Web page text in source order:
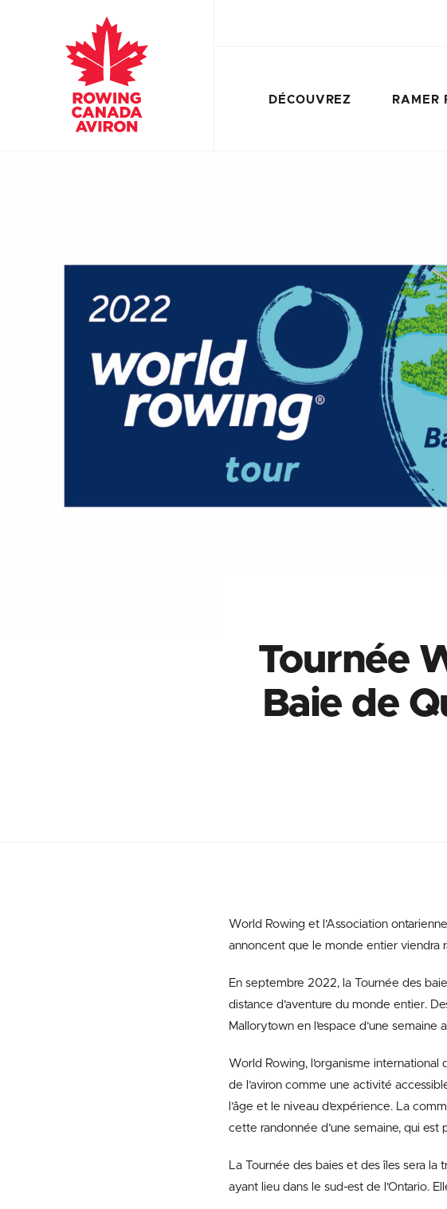
DÉCOUVREZ RAMER
Tournée
Baie de
World Rowing et l’Association
annoncent que le monde entier viendra
En septembre 2022, la Tournée des
distance d’aventure du monde entier.
Mallorytown en l’espace d’une
World Rowing, l’organisme international
de l’aviron comme une activité
l’âge et le niveau d’expérience. La
cette randonnée d’une semaine, qui
La Tournée des baies et des îles sera
ayant lieu dans le sud-est de l’Ontario.